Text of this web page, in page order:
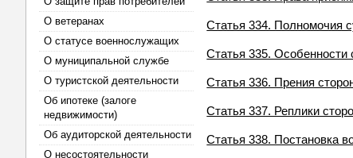
О ветеранах
О статусе военнослужащих
О муниципальной службе
О туристской деятельности
Об ипотеке (залоге
недвижимости)
Об аудиторской деятельности
О несостоятельности
Статья 334. Полномочия
Статья 335. Особенности
Статья 336. Прения
Статья 337. Реплики
Статья 338. Постановка